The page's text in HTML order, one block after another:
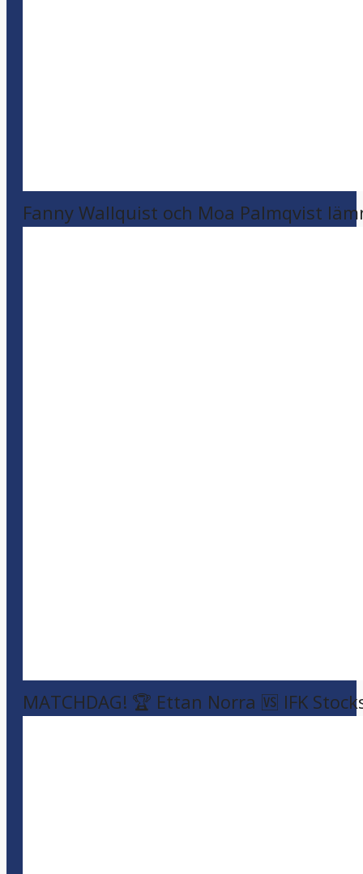
Fanny Wallquist och Moa Palmqvist
MATCHDAG! 🏆 Ettan Norra 🆚 IFK